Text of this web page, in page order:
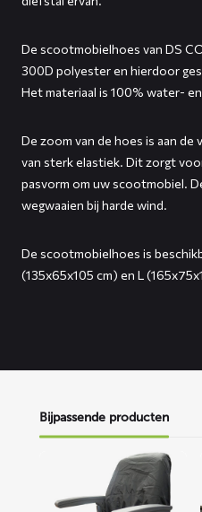
De scootmobielhoes van DS
300D polyester en hierdoor
Het materiaal is 100% water-
De zoom van de hoes is aan
van sterk elastiek. Dit zorgt
pasvorm om uw scootmobiel.
wegwaaien bij harde wind.
De scootmobielhoes is
(135x65x105 cm) en L
Bijpassende producten
over